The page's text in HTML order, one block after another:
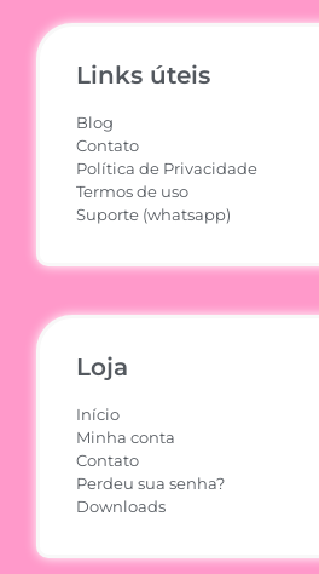
Links úteis
Blog
Contato
Política de Privacidade
Termos de uso
Suporte (whatsapp)
Loja
Início
Minha conta
Contato
Perdeu sua senha?
Downloads